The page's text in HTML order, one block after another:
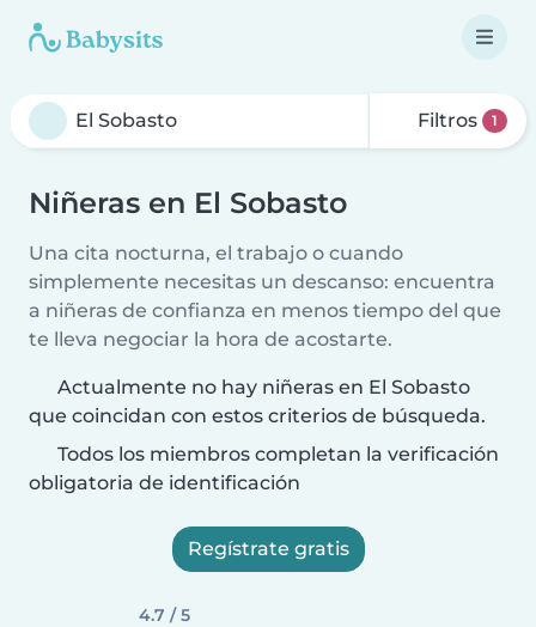
Filtros 1
Niñeras en El Sobasto
Una cita nocturna, el trabajo o cuando
simplemente necesitas un descanso: encuentra
a niñeras de confianza en menos tiempo del que
te lleva negociar la hora de acostarte.
Actualmente no hay niñeras en El Sobasto
que coincidan con estos criterios de búsqueda.
Todos los miembros completan la verificación
obligatoria de identificación
Regístrate gratis
4.7 / 5